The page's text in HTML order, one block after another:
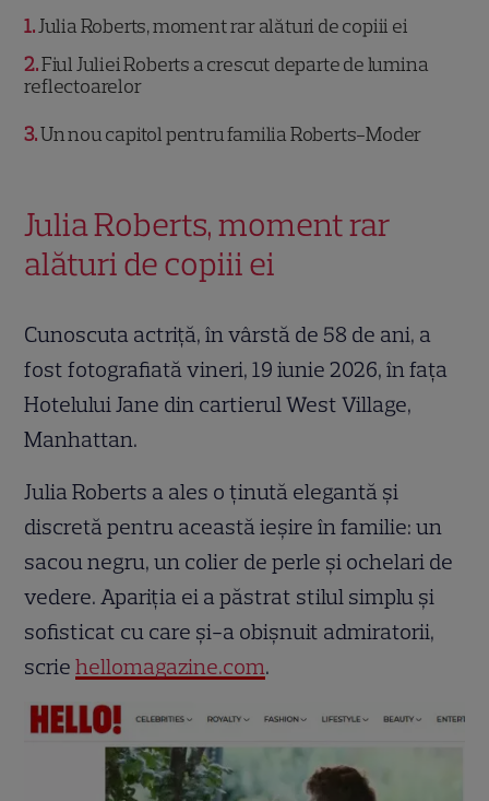
1 Julia Roberts, moment rar alături de copiii ei
2 Fiul Juliei Roberts a crescut departe de lumina
reflectoarelor
3 Un nou capitol pentru familia Roberts-Moder
Julia Roberts, moment rar
alături de copiii ei
Cunoscuta actriță, în vârstă de 58 de ani, a
fost fotografiată vineri, 19 iunie 2026, în fața
Hotelului Jane din cartierul West Village,
Manhattan.
Julia Roberts a ales o ținută elegantă și
discretă pentru această ieșire în familie: un
sacou negru, un colier de perle și ochelari de
vedere. Apariția ei a păstrat stilul simplu și
sofisticat cu care și-a obișnuit admiratorii,
scriehellomagazine.com.